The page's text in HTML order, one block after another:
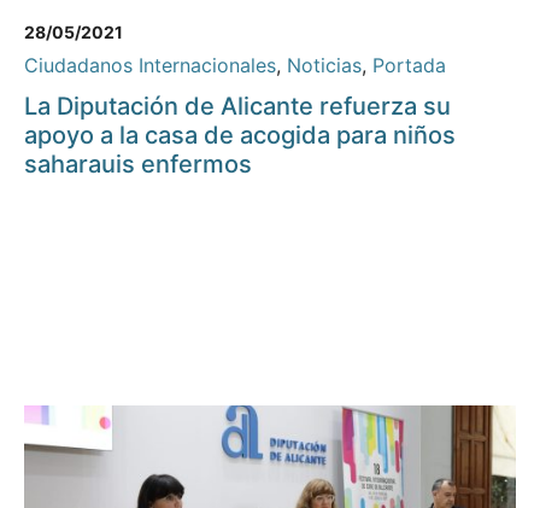
28/05/2021
Ciudadanos Internacionales, Noticias, Portada
La Diputación de Alicante refuerza su
apoyo a la casa de acogida para niños
saharauis enfermos